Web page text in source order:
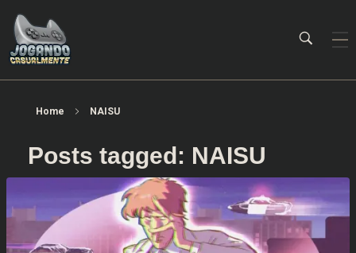
Home NAISU
Posts tagged: NAISU